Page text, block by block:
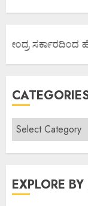
ಸರ್ಕಾರದಿಂದ
EXPLORE